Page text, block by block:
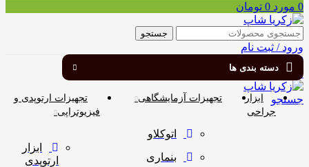
0 مورد 0 تومان
جستجو
ورود / ثبت نام
0
مورد
منو
جستجو
دسته بندی ها
ابزار
جراحی
تجهیزات آزمایشگاهی
اتوکلاو
بنماری
تجهیزات ارتوپدی و
فیزیوتراپی
ابزار
ارتوپدی